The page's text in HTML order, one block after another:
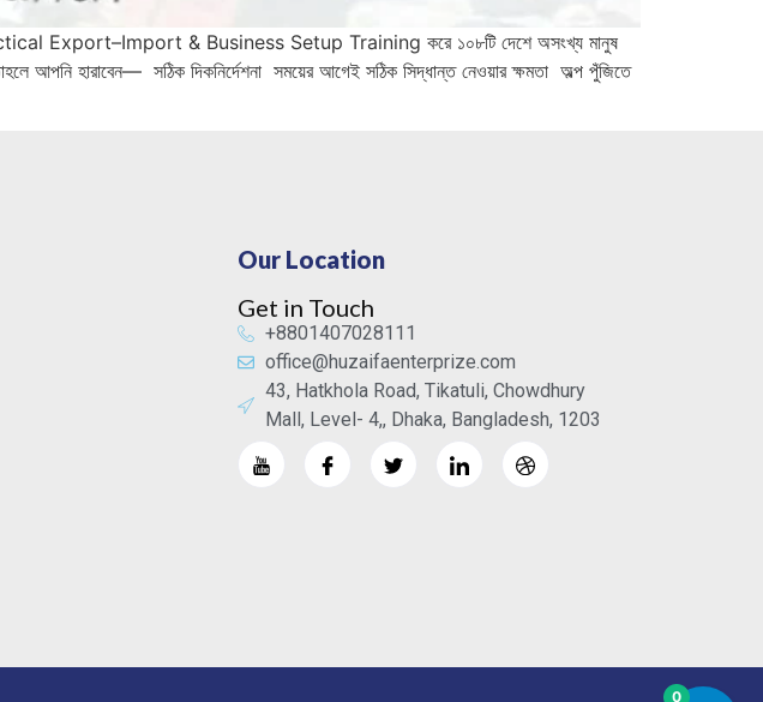
Practical Export–Import & Business Setup Training করে ১০৮টি দেশে অসংখ্য মানুষ
আপনি হারাবেন— সঠিক দিকনির্দেশনা সময়ের আগেই সঠিক সিদ্ধান্ত নেওয়ার ক্ষমতা অল্প পুঁজিতে
Our Location
Get in Touch
+8801407028111
office@huzaifaenterprize.com
43, Hatkhola Road, Tikatuli, Chowdhury
Mall, Level- 4,, Dhaka, Bangladesh, 1203
0